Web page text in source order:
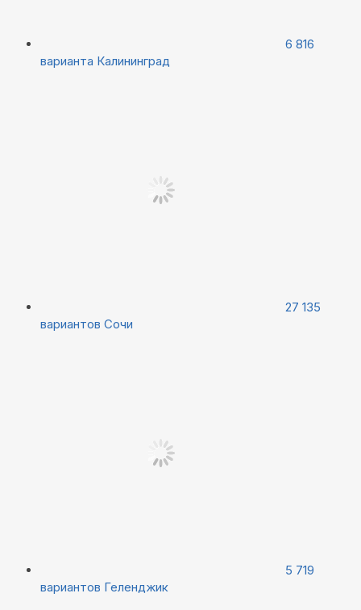
6 816
варианта Калининград
27 135
вариантов Сочи
5 719
вариантов Геленджик